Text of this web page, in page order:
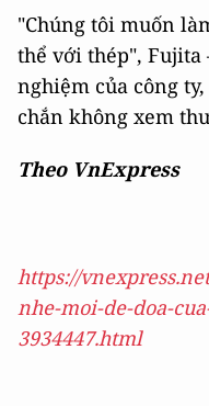
"Chúng tôi muốn
thể với thép",
nghiệm của công
chắn không xem
Theo VnExpress
https://
nhe-moi-de-doa-
3934447.html